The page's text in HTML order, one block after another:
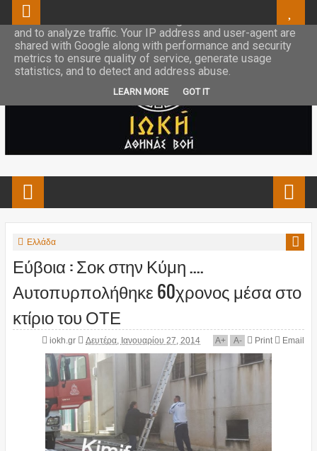
Ελλάδα
Εύβοια : Σοκ στην Κύμη ....
Αυτοπυρπολήθηκε 60χρονος μέσα στο
κτίριο του ΟΤΕ
iokh.gr Δευτέρα, Ιανουαρίου 27, 2014 A+ A- Print Email
This site uses cookies from Google to deliver its services
and to analyze traffic. Your IP address and user-agent are
shared with Google along with performance and security
metrics to ensure quality of service, generate usage
statistics, and to detect and address abuse.
LEARN MORE GOT IT